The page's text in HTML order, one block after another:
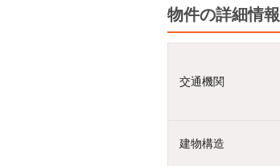
物件の詳細情報
交通機関
建物構造